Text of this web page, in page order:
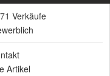
Verkäufe
Artikel